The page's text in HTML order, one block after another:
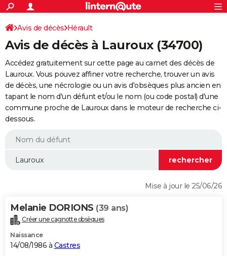
ACTUALITÉS
Politique
Société
Faits Divers
Education
Monde
Villes
+
SPORT
Coupe du monde 2026
Football
Tennis
Cyclisme
Rugby
Forum
Programme TV
TNTStreaming
Cinéma
Sorties cinéma
Musique
+
FINANCE
Retraite
Epargne
Immobilier
Risques naturels par ville
Assurance
AUTO
Essais
Réserver un essai
Citadines
Berlines
SUV
Forum auto
+
HIGH-TECH
BRICOLAGE
WEEK-END
Alimentation
Guide de la santé
Maladies
Médicaments
Sommeil
VOYAGE
Destinations
City break
Voyage nature
Voyage de noces
Forum
Climat
+PHOTO
Avis de décès Hérault
Avis de décès à Lauroux (34700)
Accédez gratuitement sur cette page au carnet des décès de
Lauroux. Vous pouvez affiner votre recherche, trouver un avis
de décès, une nécrologie ou un avis d'obsèques plus ancien en
tapant le nom d'un défunt et/ou le nom (ou code postal) d'une
commune proche de Lauroux dans le moteur de recherche ci-
dessous.
Mise à jour le 25/06/26
Melanie DORIONS (39 ans)
Créer une cagnotte obsèques
Naissance
14/08/1986 à Castres